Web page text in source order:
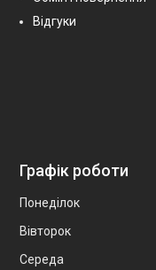
Відгуки
Графік роботи
Понеділок
Вівторок
Середа